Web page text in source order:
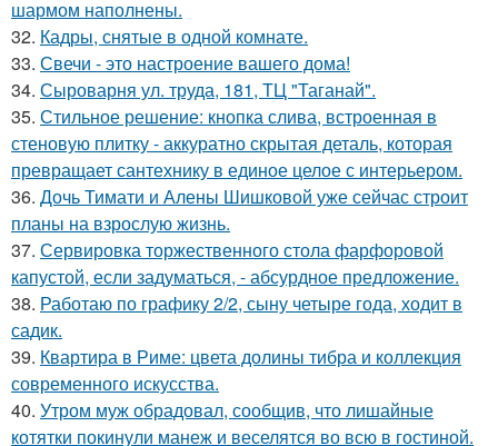
шармом наполнены.
32. Кадры, снятые в одной комнате.
33. Свечи - это настроение вашего дома!
34. Сыроварня ул. труда, 181, ТЦ "Таганай".
35. Стильное решение: кнопка слива, встроенная в
стеновую плитку - аккуратно скрытая деталь, которая
превращает сантехнику в единое целое с интерьером.
36. Дочь Тимати и Алены Шишковой уже сейчас строит
планы на взрослую жизнь.
37. Сервировка торжественного стола фарфоровой
капустой, если задуматься, - абсурдное предложение.
38. Работаю по графику 2/2, сыну четыре года, ходит в
садик.
39. Квартира в Риме: цвета долины тибра и коллекция
современного искусства.
40. Утром муж обрадовал, сообщив, что лишайные
котятки покинули манеж и веселятся во всю в гостиной.